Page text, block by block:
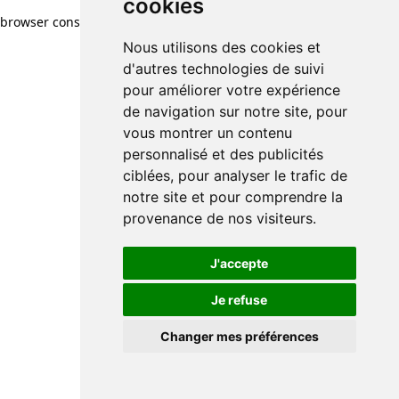
cookies
Nous utilisons des cookies et
d'autres technologies de suivi
pour améliorer votre expérience
de navigation sur notre site, pour
vous montrer un contenu
personnalisé et des publicités
ciblées, pour analyser le trafic de
notre site et pour comprendre la
provenance de nos visiteurs.
J'accepte
Je refuse
Changer mes préférences
browser console for more information)